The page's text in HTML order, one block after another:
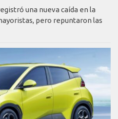
una nueva caída en la
pero repuntaron las